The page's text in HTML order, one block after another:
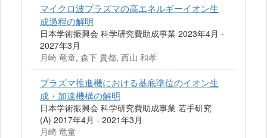
マイクロ波プラズマの高エネルギーイオン生
成過程の解明
日本学術振興会 科学研究費助成事業 2023年4月 -
2027年3月
月崎 竜童, 森下 貴都, 西山 和孝
プラズマ推進機における基底準位のイオン生
成・加速機構の解明
日本学術振興会 科学研究費助成事業 若手研究
(A) 2017年4月 - 2021年3月
月崎 竜童